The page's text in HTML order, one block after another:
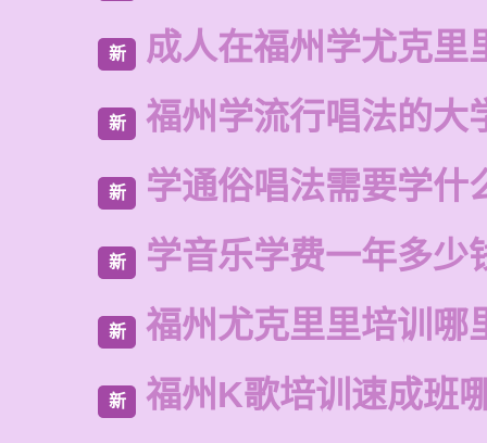
新 成人在福州学尤克里
新 福州学流行唱法的大
新 学通俗唱法需要学什
新 学音乐学费一年多少
新 福州尤克里里培训哪
新 福州K歌培训速成班